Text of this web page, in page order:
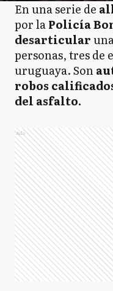
En una serie de
por laPolicía
desarticular
personas, tres de
uruguaya. Son
robos
del asfalto.
Ads